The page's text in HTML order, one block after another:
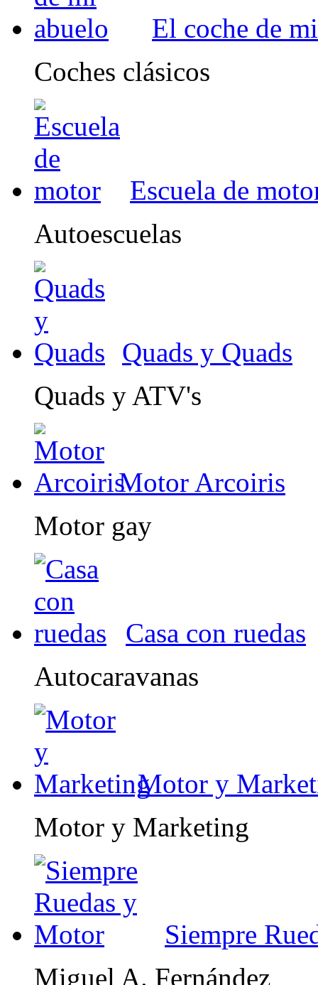
El coche de
Coches clásicos
Escuela de
Autoescuelas
Quads y Quads
Quads y ATV's
Motor Arcoiris
Motor gay
Casa con ruedas
Autocaravanas
Motor y
Motor y Marketing
Siempre
Miguel A. Fernández